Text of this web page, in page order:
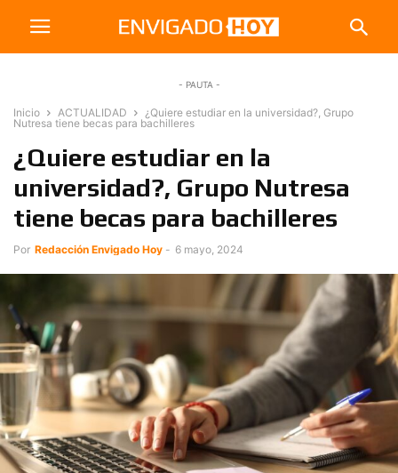
- PAUTA -
Inicio ACTUALIDAD
¿Quiere estudiar en la universidad?, Grupo
Nutresa tiene becas para bachilleres
¿Quiere estudiar en la
universidad?, Grupo Nutresa
tiene becas para bachilleres
Por Redacción Envigado Hoy - 6 mayo, 2024